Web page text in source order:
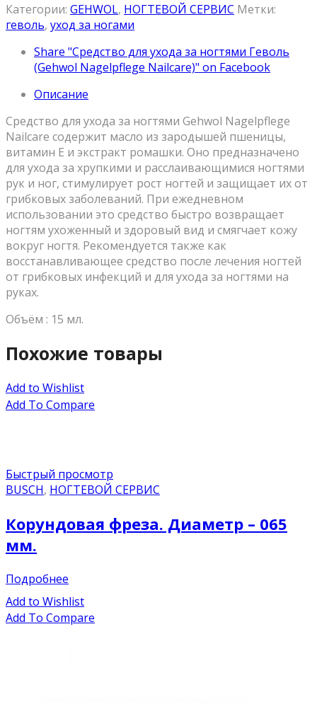
Категории: GEHWOL, НОГТЕВОЙ СЕРВИС Метки:
геволь, уход за ногами
Share "Средство для ухода за ногтями Геволь
(Gehwol Nagelpflege Nailcare)" on Facebook
Описание
Средство для ухода за ногтями Gehwol Nagelpflege
Nailcare содержит масло из зародышей пшеницы,
витамин Е и экстракт ромашки. Оно предназначено
для ухода за хрупкими и расслаивающимися ногтями
рук и ног, стимулирует рост ногтей и защищает их от
грибковых заболеваний. При ежедневном
использовании это средство быстро возвращает
ногтям ухоженный и здоровый вид и смягчает кожу
вокруг ногтя. Рекомендуется также как
восстанавливающее средство после лечения ногтей
от грибковых инфекций и для ухода за ногтями на
руках.
Объём : 15 мл.
Похожие товары
Add to Wishlist
Add To Compare
Быстрый просмотр
BUSCH, НОГТЕВОЙ СЕРВИС
Корундовая фреза. Диаметр – 065
мм.
Подробнее
Add to Wishlist
Add To Compare